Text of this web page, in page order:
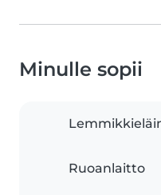
Minulle sopii
Ruoanlaitto